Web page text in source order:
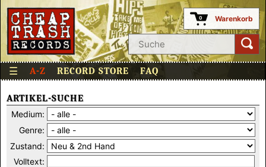
0 Warenkorb
☰ A-Z RECORD STORE FAQ
ARTIKEL-SUCHE
Medium:
Genre:
Zustand:
Volltext: